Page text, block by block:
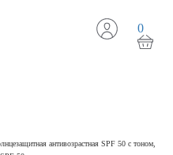
0
антивозрастная SPF 50 с тоном,